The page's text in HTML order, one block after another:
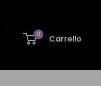
0 Carrello